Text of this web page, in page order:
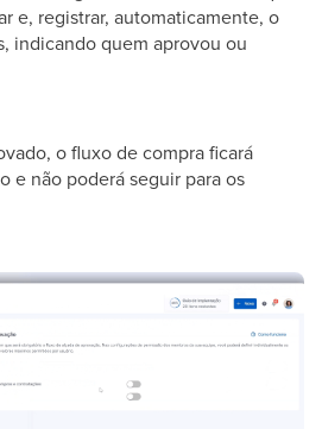
e, registrar, automaticamente, o
indicando quem aprovou ou
o fluxo de compra ficará
e não poderá seguir para os